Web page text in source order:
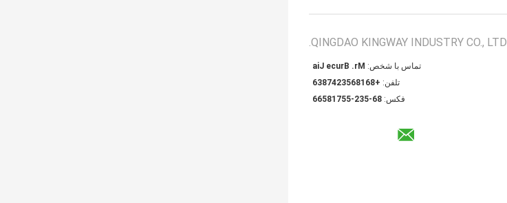
QINGDAO KINGWAY INDUSTRY CO., LTD.
تماس با شخص: Mr. Bruce Jia
تلفن: +8618653247836
فکس: 86-532-55718566